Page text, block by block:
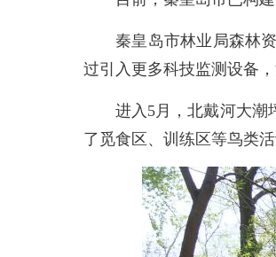
秦皇岛市林业局森林资
过引入更多科技监测设备
进入5月，北戴河大潮坪
了觅食区、训练区等鸟类